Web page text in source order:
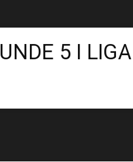
5 I